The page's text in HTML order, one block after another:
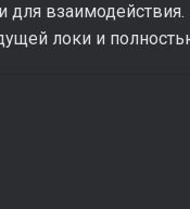
для
локи и